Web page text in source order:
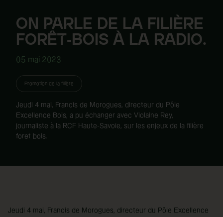
ON PARLE DE LA FILIÈRE
FORÊT-BOIS À LA RADIO.
05 mai 2023
Promotion de la filière
Jeudi 4 mai, Francis de Morogues, directeur du Pôle
Excellence Bois, a pu échanger avec Violaine Rey,
journaliste à la RCF Haute-Savoie, sur les enjeux de la filière
foret bois.
Jeudi 4 mai, Francis de Morogues, directeur du Pôle Excellence